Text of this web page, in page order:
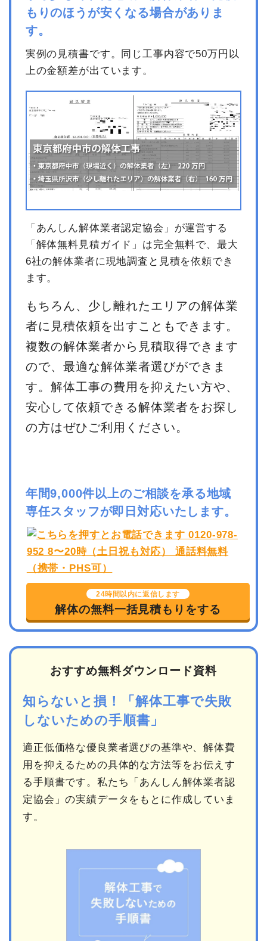
諸経費
50,000円
値引き
小計
800,000円
消費税
合計金額
880,000円
もりのほうが安くなる場合がありま
す。
実例の見積書です。同じ工事内容で50万円以
上の金額差が出ています。
「あんしん解体業者認定協会」が運営する
「解体無料見積ガイド」は完全無料で、最大
6社の解体業者に現地調査と見積を依頼でき
ます。
もちろん、少し離れたエリアの解体業
者に見積依頼を出すこともできます。
複数の解体業者から見積取得できます
ので、最適な解体業者選びができま
す。解体工事の費用を抑えたい方や、
安心して依頼できる解体業者をお探し
の方はぜひご利用ください。
年間9,000件以上のご相談を承る地域
専任スタッフが即日対応いたします。
24時間以内に返信します
解体の無料一括見積もりをする
おすすめ無料ダウンロード資料
知らないと損！「解体工事で失敗
しないための手順書」
適正低価格な優良業者選びの基準や、解体費
用を抑えるための具体的な方法等をお伝えす
る手順書です。私たち「あんしん解体業者認
定協会」の実績データをもとに作成していま
す。